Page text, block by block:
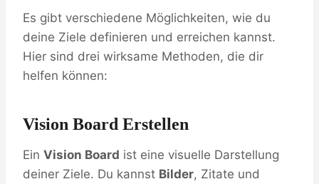
Es gibt verschiedene Möglichkeiten, wie du
deine Ziele definieren und erreichen kannst.
Hier sind drei wirksame Methoden, die dir
helfen können:
Vision Board Erstellen
Ein Vision Board ist eine visuelle Darstellung
deiner Ziele. Du kannst Bilder, Zitate und